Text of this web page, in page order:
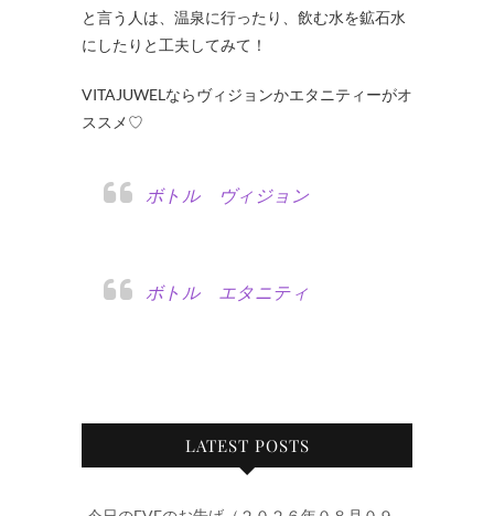
と言う人は、温泉に行ったり、飲む水を鉱石水
にしたりと工夫してみて！
VITAJUWELならヴィジョンかエタニティーがオ
ススメ♡
ボトル ヴィジョン
ボトル エタニティ
LATEST POSTS